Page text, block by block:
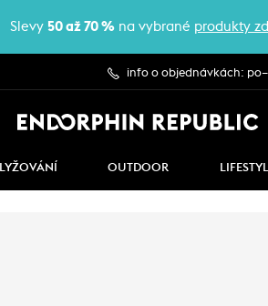
Slevy 50 až 70 % na vybrané produkty
info o objednávkách:
LYŽOVÁNÍ OUTDOOR